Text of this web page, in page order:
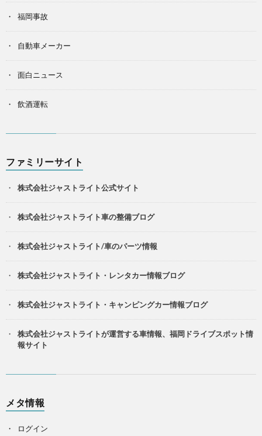
福岡事故
自動車メーカー
面白ニュース
飲酒運転
ファミリーサイト
株式会社ジャストライト公式サイト
株式会社ジャストライト車の整備ブログ
株式会社ジャストライト/車のパーツ情報
株式会社ジャストライト・レンタカー情報ブログ
株式会社ジャストライト・キャンピングカー情報ブログ
株式会社ジャストライトが運営する車情報、福岡ドライブスポット情
報サイト
メタ情報
ログイン